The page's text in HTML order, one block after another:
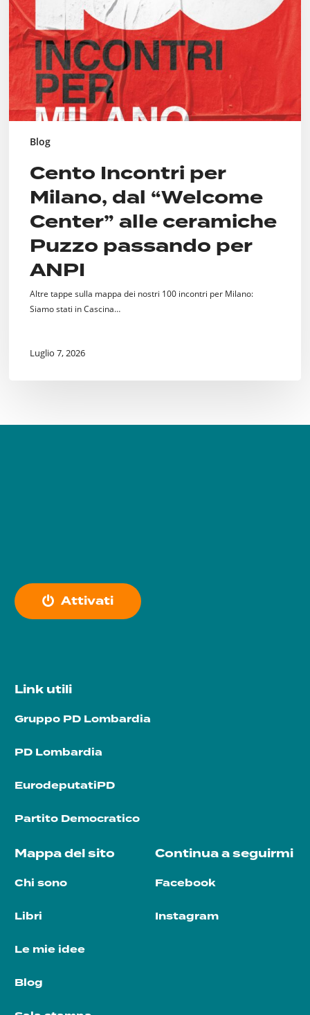
Blog
“Welcome
Center”
alle
ceramiche
Puzzo
passando
ANPI
Cento Incontri per
Milano, dal “Welcome
Center” alle ceramiche
Puzzo passando per
ANPI
Altre tappe sulla mappa dei nostri 100 incontri per Milano:
Siamo stati in Cascina…
Luglio 7, 2026
Attivati
Link utili
Gruppo PD Lombardia
PD Lombardia
EurodeputatiPD
Partito Democratico
Mappa del sito
Chi sono
Libri
Le mie idee
Blog
Continua a seguirmi
Facebook
Instagram